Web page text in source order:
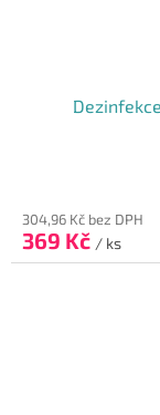
304,96 Kč bez DPH
369 Kč / ks